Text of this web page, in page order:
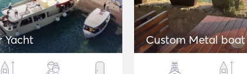
Yacht Custom Metal boat